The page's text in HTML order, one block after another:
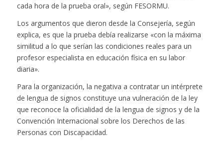
cada hora de la prueba oral», según FESORMU.
Los argumentos que dieron desde la Consejería, según
explica, es que la prueba debía realizarse «con la máxima
similitud a lo que serían las condiciones reales para un
profesor especialista en educación física en su labor
diaria».
Para la organización, la negativa a contratar un intérprete
de lengua de signos constituye una vulneración de la ley
que reconoce la oficialidad de la lengua de signos y de la
Convención Internacional sobre los Derechos de las
Personas con Discapacidad.